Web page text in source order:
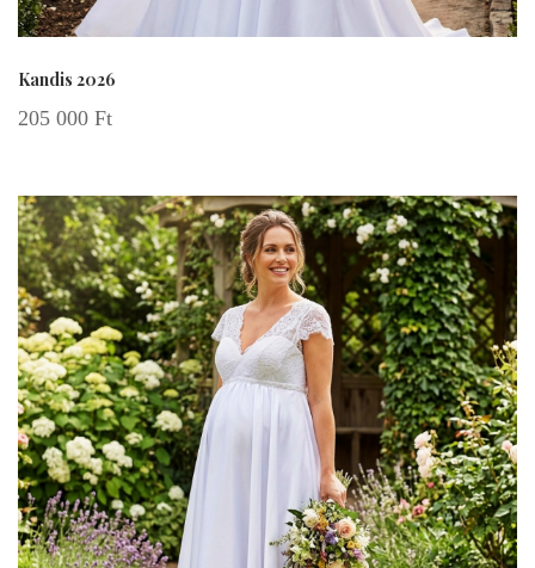
Kandis 2026
205 000 Ft